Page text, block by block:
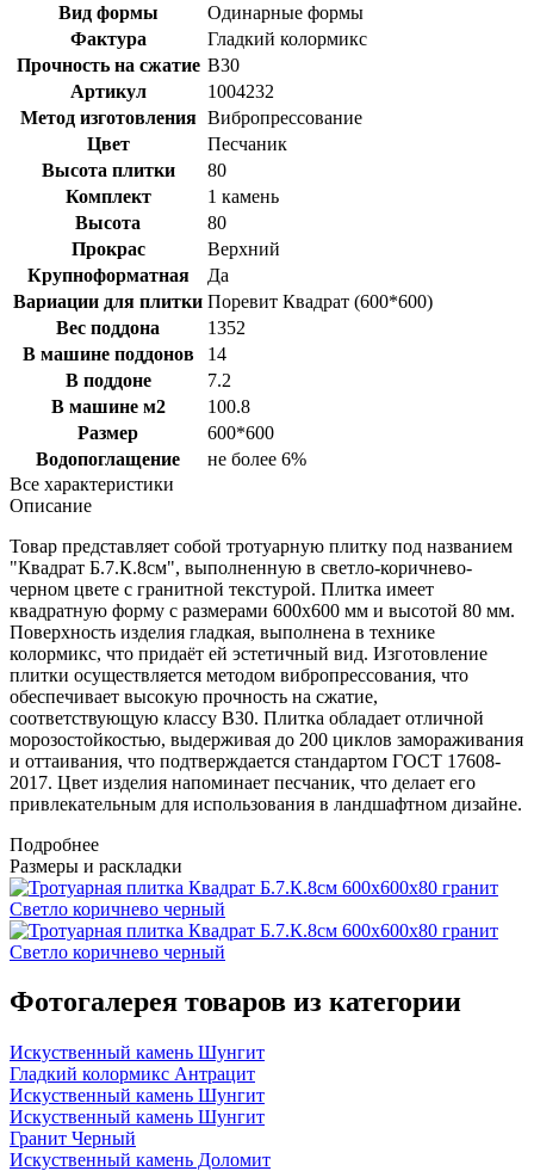
Вид формы
Одинарные формы
Фактура
Гладкий колормикс
Прочность на сжатие B30
Артикул
1004232
Метод изготовления Вибропрессование
Цвет
Песчаник
Высота плитки
80
Комплект
1 камень
Высота
80
Прокрас
Верхний
Крупноформатная
Да
Вариации для плитки Поревит Квадрат (600*600)
Вес поддона
1352
В машине поддонов
14
В поддоне
7.2
В машине м2
100.8
Размер
600*600
Водопоглащение
не более 6%
Все характеристики
Описание
Товар представляет собой тротуарную плитку под названием
"Квадрат Б.7.К.8см", выполненную в светло-коричнево-
черном цвете с гранитной текстурой. Плитка имеет
квадратную форму с размерами 600х600 мм и высотой 80 мм.
Поверхность изделия гладкая, выполнена в технике
колормикс, что придаёт ей эстетичный вид. Изготовление
плитки осуществляется методом вибропрессования, что
обеспечивает высокую прочность на сжатие,
соответствующую классу B30. Плитка обладает отличной
морозостойкостью, выдерживая до 200 циклов замораживания
и оттаивания, что подтверждается стандартом ГОСТ 17608-
2017. Цвет изделия напоминает песчаник, что делает его
привлекательным для использования в ландшафтном дизайне.
Подробнее
Размеры и раскладки
Фотогалерея товаров из категории
Искуственный камень Шунгит
Гладкий колормикс Антрацит
Искуственный камень Шунгит
Искуственный камень Шунгит
Гранит Черный
Искуственный камень Доломит